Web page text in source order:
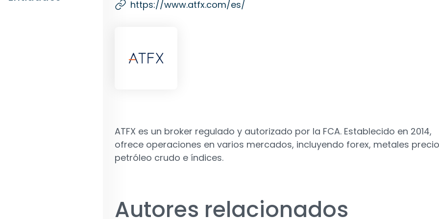
https://www.atfx.com/es/
ATFX es un broker regulado y autorizado por la FCA. Establecido en 2014,
ofrece operaciones en varios mercados, incluyendo forex, metales
petróleo crudo e índices.
Autores relacionados